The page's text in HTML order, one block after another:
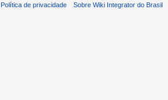
Política de privacidade Sobre Wiki Integrator do Brasil